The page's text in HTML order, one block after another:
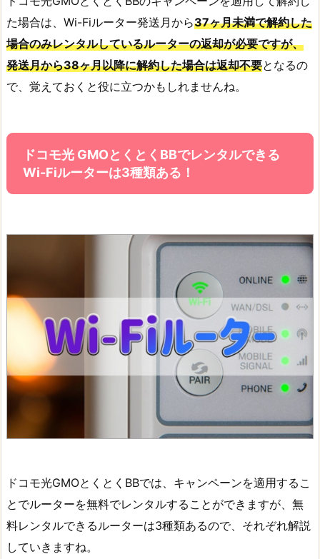
た場合は、Wi-Fiルーター発送月から37ヶ月未満で解約した
場合のみレンタルしているルーターの返却が必要ですが、
発送月から38ヶ月以降に解約した場合は返却不要となるの
で、覚えておくと役に立つかもしれませんね。
ドコモ光 GMOとくとくBBでレンタルできる
Wi-Fiルーターは3種類ある！
ドコモ光GMOとくとくBBでは、キャンペーンを適用するこ
とでルーターを無料でレンタルすることができますが、無
料レンタルできるルーターは3種類あるので、それぞれ解説
していきますね。